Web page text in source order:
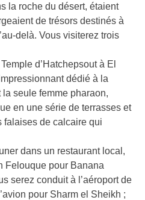
la roche du désert, étaient
de trésors destinés à
delà. Vous visiterez trois
d’Hatchepsout à El
dédié à la
seule femme pharaon,
en une série de terrasses et
falaises de calcaire qui
dans un restaurant local,
Felouque pour Banana
serez conduit à l’aéroport de
pour Sharm el Sheikh ;